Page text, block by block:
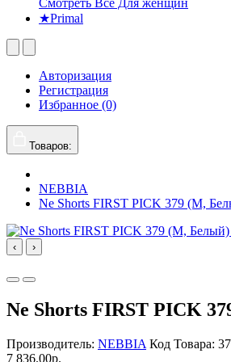
Смотреть Все Для женщин
★Primal
Авторизация
Регистрация
Избранное (0)
Товаров:
NEBBIA
Ne Shorts FIRST PICK 379 (M,
‹ ›
Ne Shorts FIRST PICK
Производитель: NEBBIA Код Товара:
7 836.00р.